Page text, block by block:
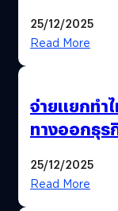
25/12/2025
Read More
จ่ายแยกทำไ
ทางออกธุร
25/12/2025
Read More